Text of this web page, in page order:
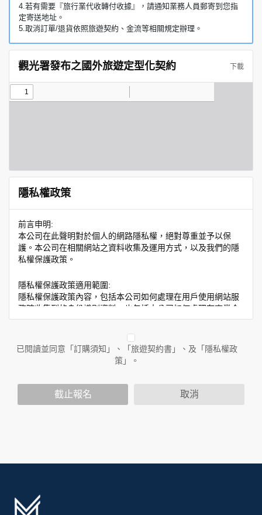
4.若有需要『旅行業代收轉付收據』，請通知業務人員郵寄到您指
定寄送地址。
5.取消訂單/退貨依照旅遊契約、金流等相關規定辦理。
觀光署發布之國外旅遊定型化契約 下載
隱私權政策
前言申明:
本公司在此聲明對於個人的網路隱私權，絕對尊重並予以保
護。本公司在相關網站之資料收集及運用方式，以及我們的隱
私權保護政策。
隱私權保護政策適用範圍:
隱私權保護政策內容，包括本公司如何處理在用戶使用網站服
務時收集到的身份識別資料，也包括本公司如何處理在商業合
作與本公司合作時分享的任何身份識別資料。隱私權保護政策
人員。例如您透過本公司旗下網站上的廣告廠商連結，這些置
放連結的廠商也可能蒐集您個人的資料。對於您主動提供的個
人資訊，這些廣告廠商或連結網站有其個別的隱私權保護政
您個人在本網站上的聊天室或討論區中任意公開個人資料的行
個人的資料，其範圍如下：
於一般瀏覽時，伺服器會自行記錄相關行徑，包括您使用連線
設備的 IP 位址、使用時間、使用的瀏覽器、瀏覽及點選資料記
已閱讀並同意「訂購須知」、「旅遊契約書」、及「隱私權政
策」。
截止報名 取消